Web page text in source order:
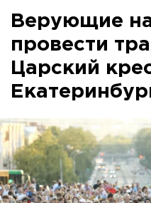
Верующие
провести
Царский